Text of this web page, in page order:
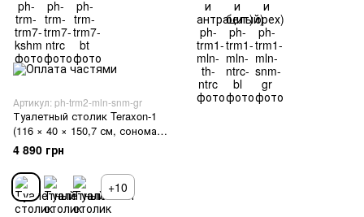
Артикул: ph-trm2-mln-snm-gr
Туалетный столик Teraxon-1
(116 × 40 × 150,7 см, сонома и
орех)
4 890 грн
+10